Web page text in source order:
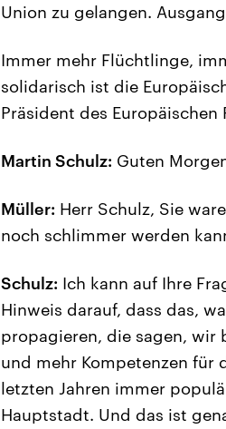
Union zu gelangen.
Immer mehr Flüchtlinge,
solidarisch ist die
Präsident des
Martin Schulz: Guten
Müller: Herr Schulz, Sie
noch schlimmer werden
Schulz: Ich kann auf Ihre
Hinweis darauf, dass das,
propagieren, die sagen, wir
und mehr Kompetenzen für
letzten Jahren immer
Hauptstadt. Und das ist